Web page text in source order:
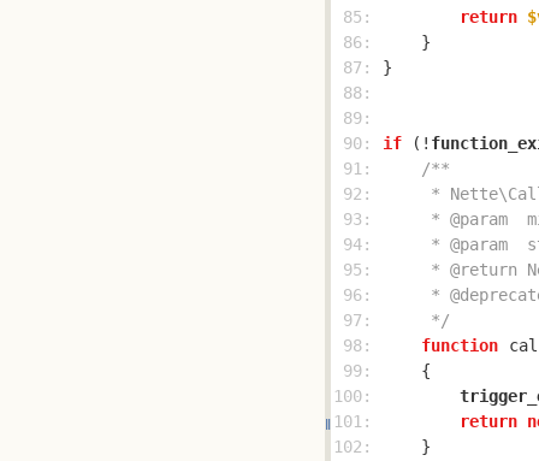
85:
return
86:
87:
88:
89:
90:
if (!
91:
92:
93:
94:
95:
96:
97:
     */
98:
function
99:
100:
101:
return
102: